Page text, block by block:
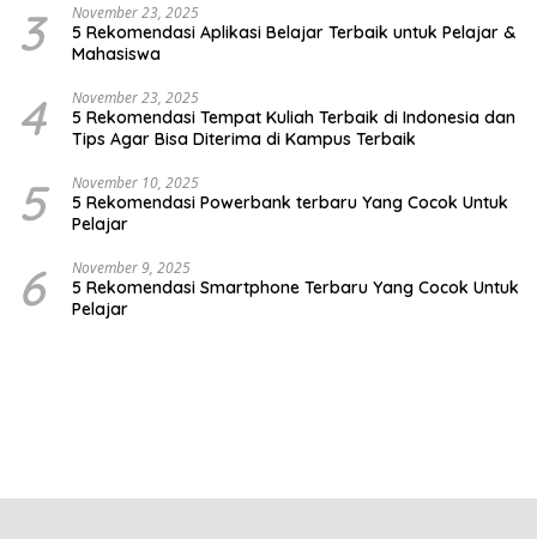
3 November 23, 2025
5 Rekomendasi Aplikasi Belajar Terbaik untuk Pelajar &
Mahasiswa
4 November 23, 2025
5 Rekomendasi Tempat Kuliah Terbaik di Indonesia dan
Tips Agar Bisa Diterima di Kampus Terbaik
5 November 10, 2025
5 Rekomendasi Powerbank terbaru Yang Cocok Untuk
Pelajar
6 November 9, 2025
5 Rekomendasi Smartphone Terbaru Yang Cocok Untuk
Pelajar